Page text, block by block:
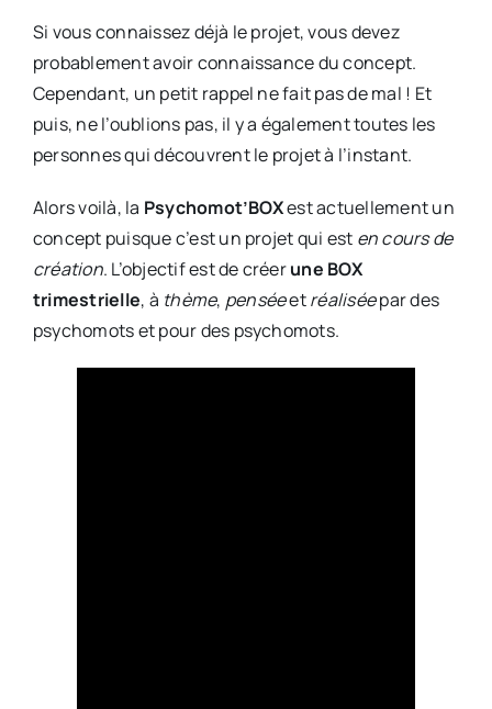
Si vous connaissez déjà le projet, vous devez
probablement avoir connaissance du concept.
Cependant, un petit rappel ne fait pas de mal ! Et
puis, ne l’oublions pas, il y a également toutes les
personnes qui découvrent le projet à l’instant.
Alors voilà, la Psychomot’BOXest actuellement un
concept puisque c’est un projet qui est en cours de
création. L’objectif est de créerune BOX
trimestrielle, à thème, penséeetréaliséepar des
psychomots et pour des psychomots.